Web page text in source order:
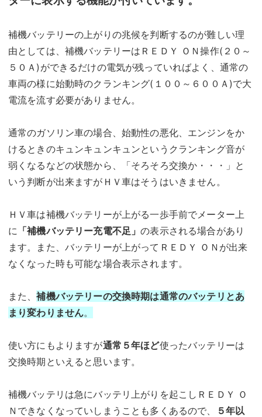
補機バッテリーの上がりの兆候を判断するのが難しい理
由としては、補機バッテリーはＲＥＤＹ ＯＮ操作(２０～
５０Ａ)ができるだけの電気が残っていればよく、通常の
車両の様に始動時のクランキング(１００～６００Ａ)で大
電流を流す必要がありません。
通常のガソリン車の場合、始動性の悪化、エンジンをか
けるときのキュンキュンキュンというクランキング音が
弱くなるなどの状態から、「そろそろ交換か・・・」と
いう判断が出来ますがＨＶ車はそうはいきません。
ＨＶ車は補機バッテリーが上がる一歩手前でメーター上
に 「補機バッテリー充電不足」の表示される場合があり
ます。また、バッテリーが上がってＲＥＤＹ ＯＮが出来
なくなった時も可能な場合表示されます。
また、補機バッテリーの交換時期は通常のバッテリとあ
まり変わりません。
使い方にもよりますが通常５年ほど使ったバッテリーは
交換時期といえると思います。
補機バッテリは急にバッテリ上がりを起こしＲＥＤＹ Ｏ
Ｎできなくなっていしまうことも多くあるので、
５年以